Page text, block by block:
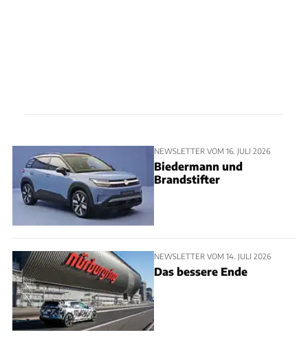
NEWSLETTER VOM 16. JULI 2026
Biedermann und
Brandstifter
NEWSLETTER VOM 14. JULI 2026
Das bessere Ende